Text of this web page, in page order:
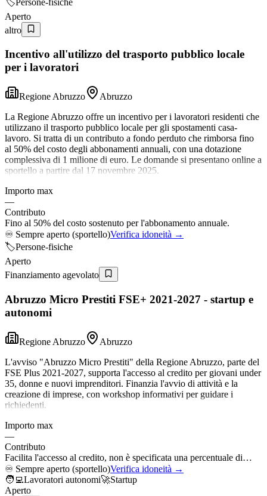
Aperto
altro
Incentivo all'utilizzo del trasporto pubblico locale
per i lavoratori
Regione Abruzzo
Abruzzo
La Regione Abruzzo offre un incentivo per i lavoratori residenti che
utilizzano il trasporto pubblico locale per gli spostamenti casa-
lavoro. Si tratta di un contributo a fondo perduto che rimborsa fino
al 50% del costo degli abbonamenti annuali, con una dotazione
complessiva di 1 milione di euro. Le domande si presentano online a
sportello a partire dal 17 novembre 2025.
Importo max
—
Contributo
Fino al 50% del costo sostenuto per l'abbonamento annuale.
♾️ Sempre aperto (sportello)Verifica idoneità →
🏷️Persone-fisiche
Aperto
Finanziamento agevolato
Abruzzo Micro Prestiti FSE+ 2021-2027 - startup e
autonomi
Regione Abruzzo
Abruzzo
L'avviso "Abruzzo Micro Prestiti" della Regione Abruzzo, parte del
FSE Plus 2021-2027, supporta l'accesso al credito per giovani under
35, donne e nuovi imprenditori. Finanzia l'avvio di attività e la
creazione di imprese, con workshop informativi per guidare i
richiedenti.
Importo max
—
Contributo
Facilita l'accesso al credito, non è specificata una percentuale di…
♾️ Sempre aperto (sportello)Verifica idoneità →
🧑‍💻Lavoratori autonomi🚀Startup
Aperto